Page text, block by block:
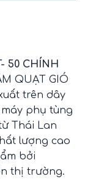
50 CHÍNH
QUẠT GIÓ
trên dây
phụ tùng
Thái Lan
lượng cao
bởi
thị trường.